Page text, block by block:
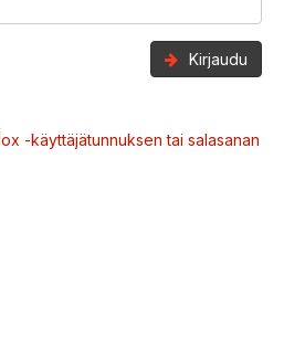
Kirjaudu
-käyttäjätunnuksen tai salasanan